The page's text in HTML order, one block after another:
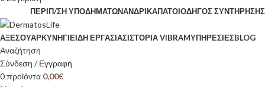
ΠΕΡΙΠ/ΣΗ ΥΠΟΔΗΜΆΤΩΝΑΝΔΡΙΚΆΠΆΤΟΙΟΔΗΓΌΣ ΣΥΝΤΉΡΗΣΗΣ
ΑΞΕΣΟΥΆΡΚΥΝΉΓΙΕΊΔΗ ΕΡΓΑΣΊΑΣΙΣΤΟΡΊΑ VIBRAMΥΠΗΡΕΣΙΕΣBLOG
Αναζήτηση
Σύνδεση / Εγγραφή
0προϊόντα 0,00€